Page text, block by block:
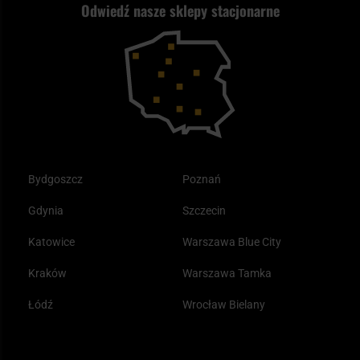
Reklamacje i gwarancja
Odwiedź nasze sklepy stacjonarne
Bydgoszcz
Gdynia
Katowice
Kraków
Łódź
Poznań
Szczecin
Warszawa Blue City
Warszawa Tamka
Wrocław Bielany
Kupony i kody rabatowe
Plecak ewakuacyjny preppersa
Samoobrona